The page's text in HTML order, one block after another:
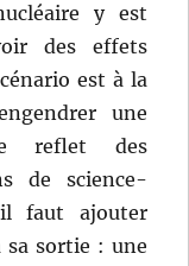
y est
des effets
est à la
une
reflet des
de science-
faut ajouter
sa sortie : une